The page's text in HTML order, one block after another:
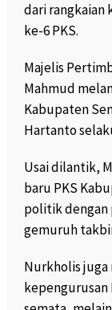
dari rangkaian
ke-6 PKS.
Majelis
Mahmud
Kabupaten
Hartanto
Usai dilantik,
baru PKS
politik dengan
gemuruh
Nurkholis juga
kepengurusan